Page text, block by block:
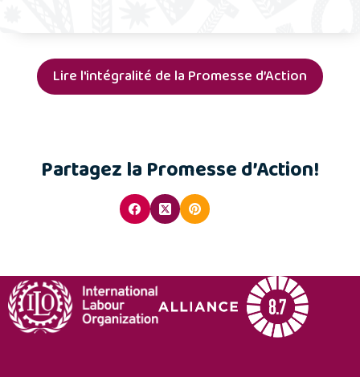
Lire l'intégralité de la Promesse d’Action
Partagez la Promesse d’Action!